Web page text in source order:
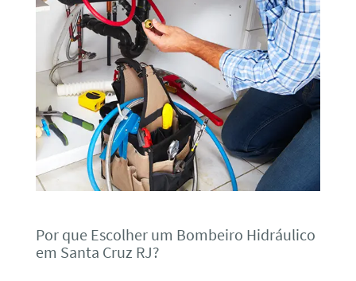
Por que Escolher um Bombeiro Hidráulico
em Santa Cruz RJ?